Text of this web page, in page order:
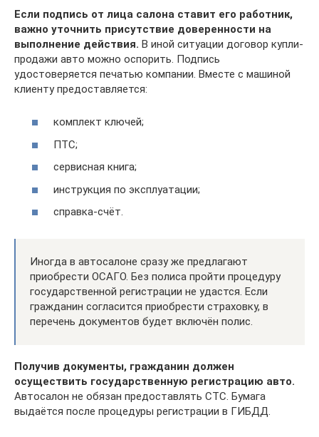
Если подпись от лица салона ставит его работник,
важно уточнить присутствие доверенности на
выполнение действия. В иной ситуации договор купли-
продажи авто можно оспорить. Подпись
удостоверяется печатью компании. Вместе с машиной
клиенту предоставляется:
комплект ключей;
ПТС;
сервисная книга;
инструкция по эксплуатации;
справка-счёт.
Иногда в автосалоне сразу же предлагают
приобрести ОСАГО. Без полиса пройти процедуру
государственной регистрации не удастся. Если
гражданин согласится приобрести страховку, в
перечень документов будет включён полис.
Получив документы, гражданин должен
осуществить государственную регистрацию авто.
Автосалон не обязан предоставлять СТС. Бумага
выдаётся после процедуры регистрации в ГИБДД.